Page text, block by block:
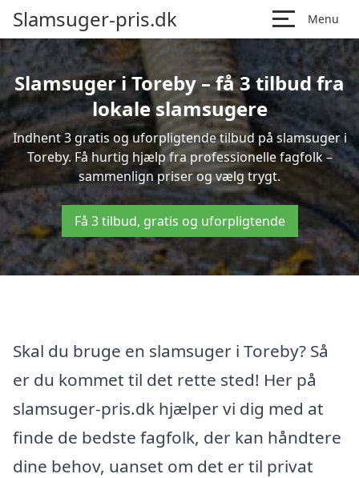
Slamsuger-pris.dk Menu
Slamsuger i Toreby – få 3 tilbud fra
lokale slamsugere
Indhent 3 gratis og uforpligtende tilbud på slamsuger i
Toreby. Få hurtig hjælp fra professionelle fagfolk –
sammenlign priser og vælg trygt.
Få 3 tilbud, gratis og uforpligtende
Skal du bruge en slamsuger i Toreby? Så
er du kommet til det rette sted! Her på
slamsuger-pris.dk hjælper vi dig med at
finde de bedste fagfolk, der kan håndtere
dine behov, uanset om det er til privat